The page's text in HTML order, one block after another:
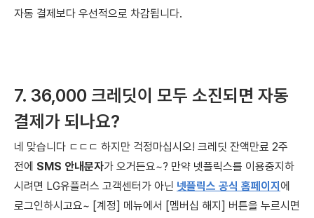
자동 결제보다 우선적으로 차감됩니다.
7. 36,000 크레딧이 모두 소진되면 자동
결제가 되나요?
네 맞습니다 ㄷㄷㄷ 하지만 걱정마십시오! 크레딧 잔액만료 2주
전에 SMS 안내문자가 오거든요~? 만약 넷플릭스를 이용중지하
시려면 LG유플러스 고객센터가 아닌 넷플릭스 공식 홈페이지 에
로그인하시고요~ [계정] 메뉴에서 [멤버십 해지] 버튼을 누르시면